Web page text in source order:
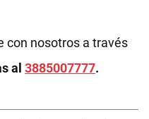
con nosotros a través
al 3885007777.